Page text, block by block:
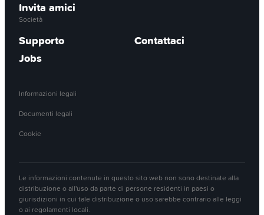
Invita amici
Società
Supporto
Contattaci
Jobs
Informazioni legali
Documenti legali
Cookie
Le informazioni contenute in questo sito web non sono destinate alla
distribuzione o all'uso da parte di persone residenti in paesi o
giurisdizioni in cui tale distribuzione o uso sarebbe contrario alle leggi
o ai regolamenti locali.